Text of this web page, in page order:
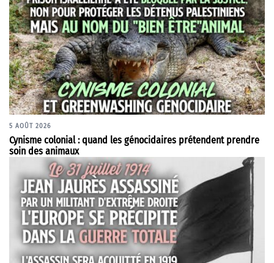
5 AOÛT 2026
Cynisme colonial : quand les génocidaires prétendent prendre
soin des animaux